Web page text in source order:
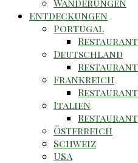
Wanderungen
Entdeckungen
Portugal
Restaurant
Deutschland
Restaurant
Frankreich
Restaurant
Italien
Restaurant
Österreich
Schweiz
USA